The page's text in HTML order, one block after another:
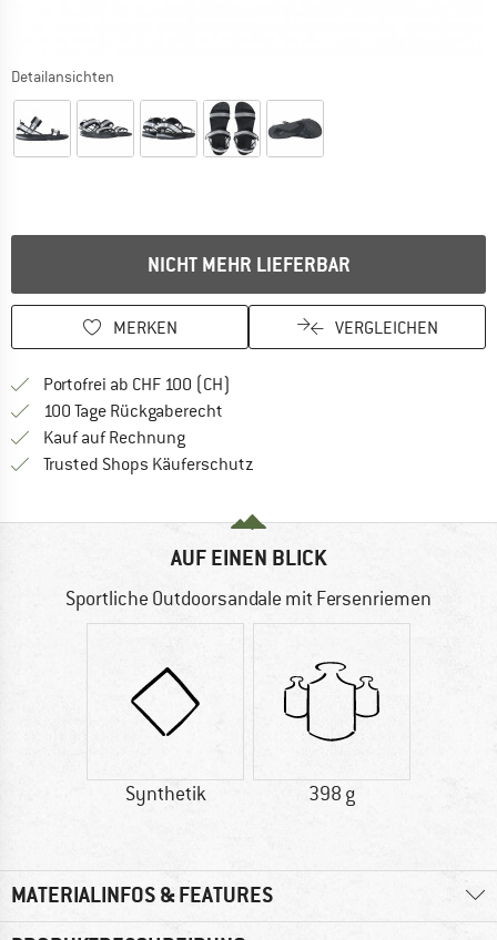
Detailansichten
NICHT MEHR LIEFERBAR
MERKEN VERGLEICHEN
Portofrei ab CHF 100 (CH)
100 Tage Rückgaberecht
Kauf auf RechnungFinde die Zahlungs-Infos hier! Öffnet
Trusted Shops Käuferschutz
AUF EINEN BLICK
Sportliche Outdoorsandale mit Fersenriemen
Synthetik 398 g
MATERIALINFOS & FEATURES